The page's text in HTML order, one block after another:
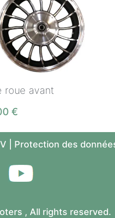
roue avant
€
Protection des
, All rights reserved.